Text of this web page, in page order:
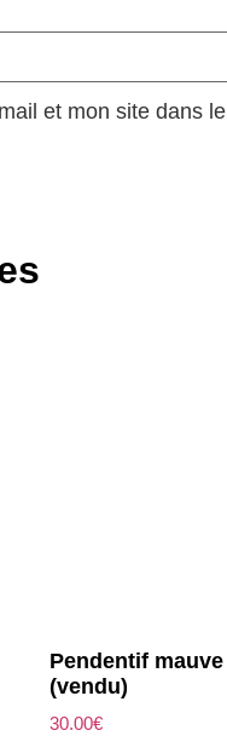
et mon site dans
Pendentif
(vendu)
30.00€